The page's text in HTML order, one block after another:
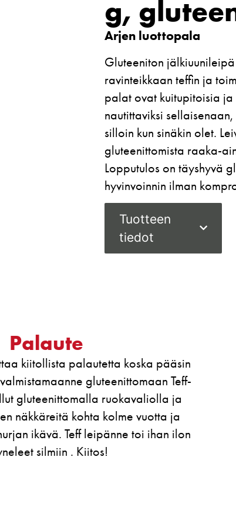
g,
Arjen luottopala
Gluteeniton
ravinteikkaan teffin ja
palat ovat kuitupitoisia
nautittaviksi
silloin kun sinäkin olet.
gluteenittomista raaka-
Lopputulos on täyshyvä
hyvinvoinnin ilman
Tuotteen
tiedot
koska pääsin
Teff-
ja
vuotta ja
toi ihan ilon